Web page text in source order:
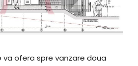
va ofera spre vanzare doua